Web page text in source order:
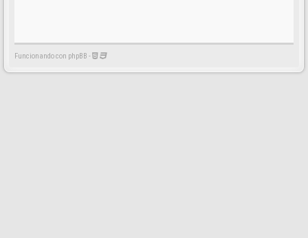
Funcionando con phpBB -